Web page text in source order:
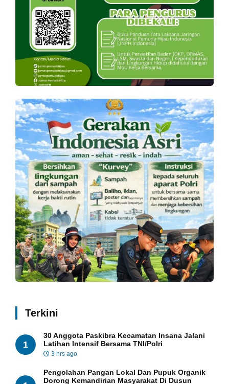
Terkini
1
30 Anggota Paskibra Kecamatan Insana Jalani
Latihan Intensif Bersama TNI/Polri
3 hrs ago
Pengolahan Pangan Lokal Dan Pupuk Organik
Dorong Kemandirian Masyarakat Di Dusun